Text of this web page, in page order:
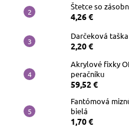
Štetce so
4,26 €
Darčeková
2,20 €
Akrylové fixky
peračníku
59,52 €
Fantómová
bielá
1,70 €